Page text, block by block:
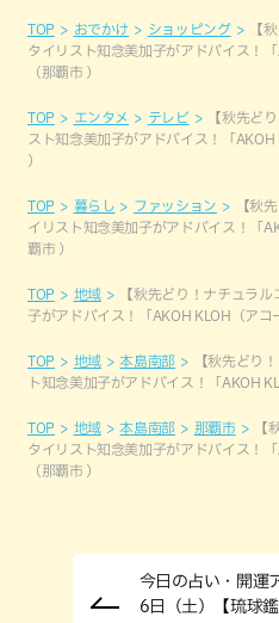
TOP おでかけ ショッピング
【
タイリスト知念美加子がアドバイス！
（那覇市 ）
TOP エンタメ テレビ
【秋先ど
スト知念美加子がアドバイス！「
）
TOP 暮らし ファッション
【秋
イリスト知念美加子がアドバイス！「
覇市 ）
TOP 地域
【秋先どり！ナチュラ
子がアドバイス！「AKOH KLOH（アコ
TOP 地域 本島南部
【秋先どり
ト知念美加子がアドバイス！「AKOH
TOP 地域 本島南部 那覇市
【
タイリスト知念美加子がアドバイス！
（那覇市 ）
今日の占い・開運
6日（土）【琉球